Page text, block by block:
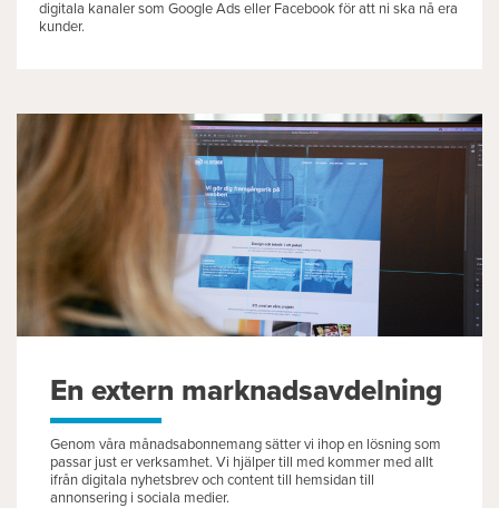
digitala kanaler som Google Ads eller Facebook för att ni ska nå era
kunder.
En extern marknadsavdelning
Genom våra månadsabonnemang sätter vi ihop en lösning som
passar just er verksamhet. Vi hjälper till med kommer med allt
ifrån digitala nyhetsbrev och content till hemsidan till
annonsering i sociala medier.